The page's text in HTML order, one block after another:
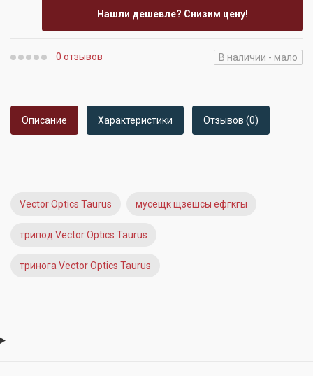
Нашли дешевле? Снизим цену!
0 отзывов В наличии - мало
Описание Характеристики Отзывов (0)
Vector Optics Taurus мусещк щзешсы ефгкгы
трипод Vector Optics Taurus
тринога Vector Optics Taurus